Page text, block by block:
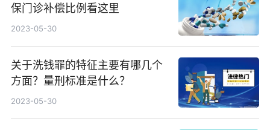
保门诊补偿比例看这里
2023-05-30
关于洗钱罪的特征主要有哪几个
方面？量刑标准是什么？
2023-05-30